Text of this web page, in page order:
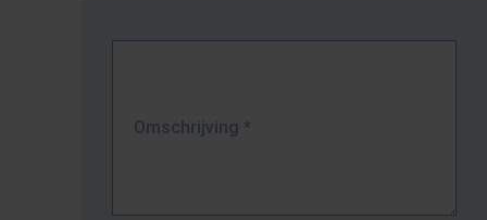
Omschrijving *